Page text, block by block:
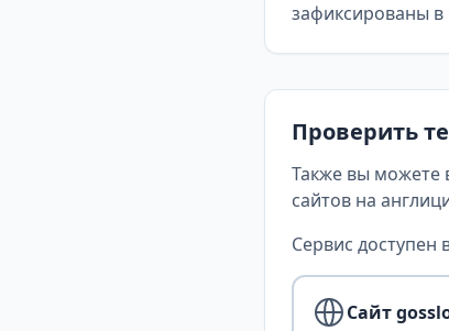
зафиксированы в
Проверить
Также вы можете
сайтов на
Сервис доступен
Сайт